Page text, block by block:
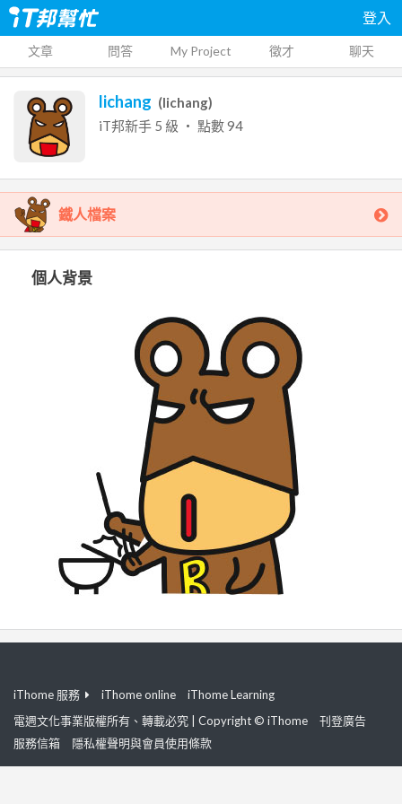
登入
文章 問答 My Project 徵才 聊天
lichang (lichang)
iT邦新手 5 級 ‧ 點數94
鐵人檔案
個人背景
iThome 服務 iThome online
iThome Learning
電週文化事業版權所有、轉載必究 | Copyright © iThome
刊登廣告
服務信箱
隱私權聲明與會員使用條款